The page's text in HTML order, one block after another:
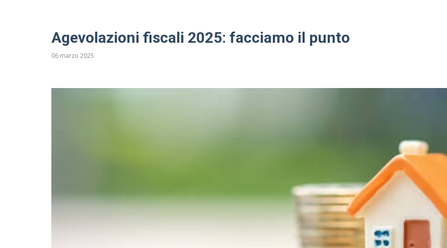
Agevolazioni fiscali 2025: facciamo il punto
06 marzo 2025